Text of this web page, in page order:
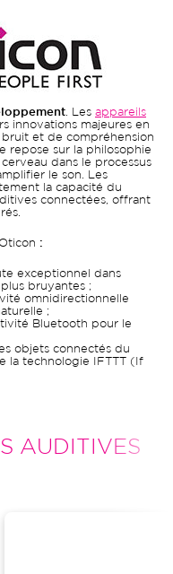
. Les appareils
innovations majeures en
et de compréhension
repose sur la philosophie
dans le processus
le son. Les
la capacité du
connectées, offrant
:
exceptionnel dans
bruyantes ;
omnidirectionnelle
;
Bluetooth pour le
objets connectés du
la technologie IFTTT (If
AUDITIVES